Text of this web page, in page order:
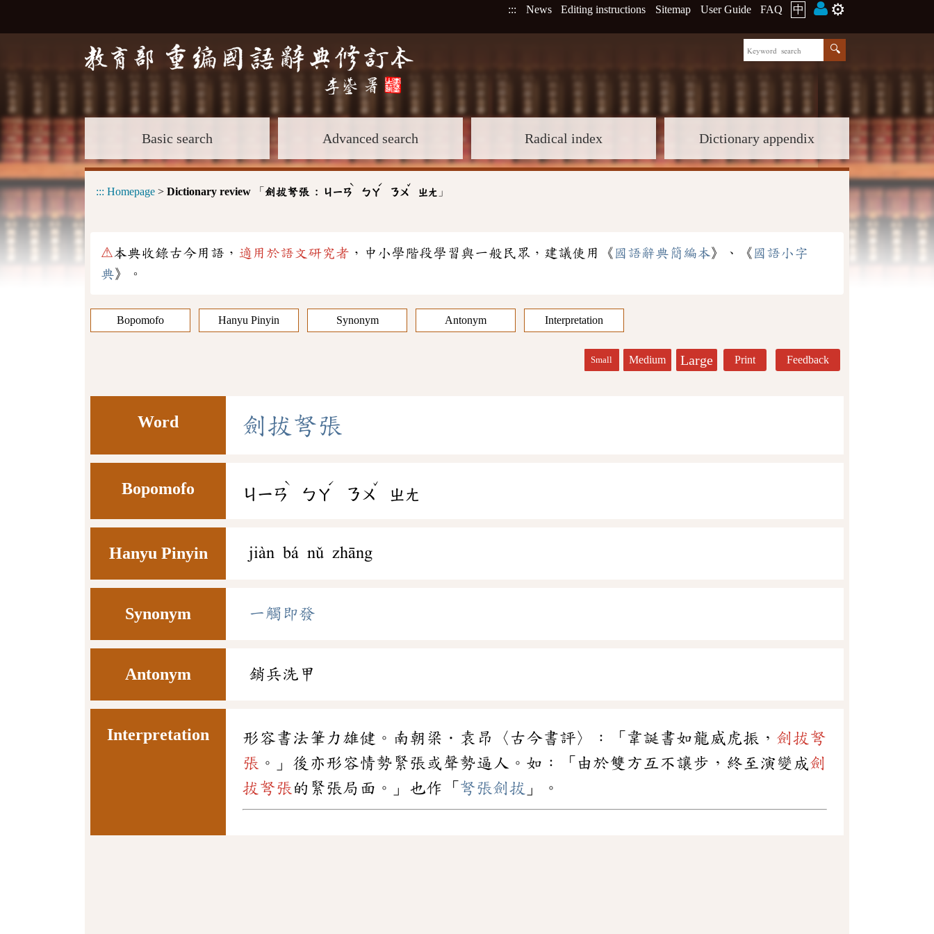
::: News Editing instructions Sitemap User Guide FAQ 中 ⚙️
Basic search Advanced search Radical index Dictionary appendix
::: Homepage > Dictionary review 「 劍拔弩張 : ㄐㄧㄢ
ˋ
ㄅㄚ
ˊ
ㄋㄨ
ˇ
ㄓㄤ 」
⚠本典收錄古今用語， 適用於語文研究者 ，中小學階段學習與一般民眾，建議使用《 國語辭典簡編本》、《 國語小字
典》。
Bopomofo Hanyu Pinyin Synonym Antonym Interpretation
Small Medium Large Print Feedback
Word 劍拔 弩張
Bopomofo ㄐㄧㄢ
ˋ
ㄅㄚ
ˊ
ㄋㄨ
ˇ
ㄓㄤ
Hanyu Pinyin jiàn bá nǔ zhāng
Synonym 一觸即發
Antonym 銷兵洗甲
Interpretation 形容書法筆力雄健。南朝梁．袁昂〈古今書評〉：「韋誕書如龍威虎振， 劍拔弩
張 。」後亦形容情勢緊張或聲勢逼人。如：「由於雙方互不讓步，終至演變成劍
拔弩張 的緊張局面。」也作「 弩張劍拔 」。